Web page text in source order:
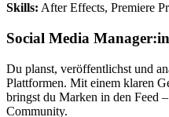
Skills: After Effects, Premiere
Social Media Manager:in
Du planst, veröffentlichst und
Plattformen. Mit einem klaren
bringst du Marken in den Feed
Community.